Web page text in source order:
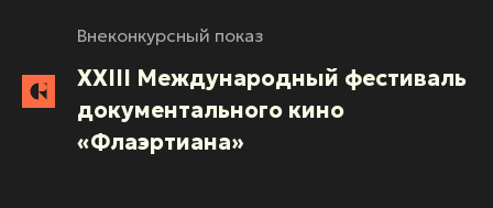
Внеконкурсный показ
XXIII Международный фестиваль
документального кино
«Флаэртиана»